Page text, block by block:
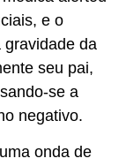
e o
gravidade da
seu pai,
se a
negativo.
onda de